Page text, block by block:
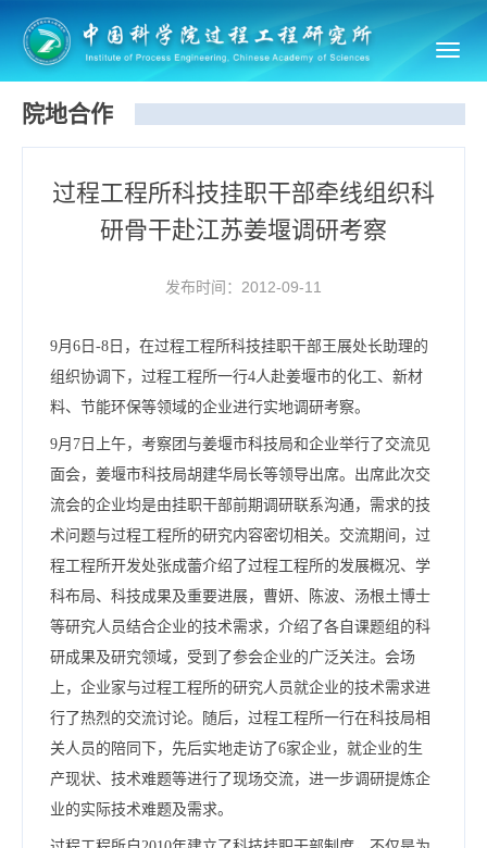
院地合作
过程工程所科技挂职干部牵线组织科
研骨干赴江苏姜堰调研考察
发布时间：2012-09-11
9月6日-8日，在过程工程所科技挂职干部王展处长助理的
组织协调下，过程工程所一行4人赴姜堰市的化工、新材
料、节能环保等领域的企业进行实地调研考察。
9月7日上午，考察团与姜堰市科技局和企业举行了交流见
面会，姜堰市科技局胡建华局长等领导出席。出席此次交
流会的企业均是由挂职干部前期调研联系沟通，需求的技
术问题与过程工程所的研究内容密切相关。交流期间，过
程工程所开发处张成蕾介绍了过程工程所的发展概况、学
科布局、科技成果及重要进展，曹妍、陈波、汤根土博士
等研究人员结合企业的技术需求，介绍了各自课题组的科
研成果及研究领域，受到了参会企业的广泛关注。会场
上，企业家与过程工程所的研究人员就企业的技术需求进
行了热烈的交流讨论。随后，过程工程所一行在科技局相
关人员的陪同下，先后实地走访了6家企业，就企业的生
产现状、技术难题等进行了现场交流，进一步调研提炼企
业的实际技术难题及需求。